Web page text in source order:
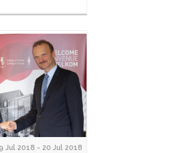
9 Jul 2018 - 20 Jul 2018